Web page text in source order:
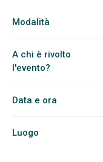
Modalità
A chi è rivolto
l'evento?
Data e ora
Luogo